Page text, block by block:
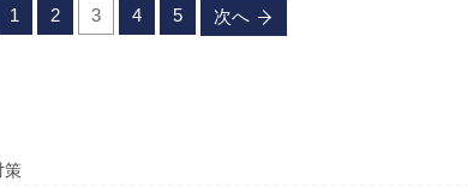
1 2 3 4 5 次へ
策